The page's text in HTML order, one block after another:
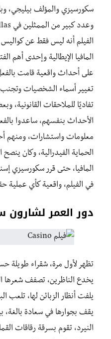
سكورسيزي والمؤلف بيليجي،
الفيلم أنه ليس فقط عن
المافيا الإيطالية وإحدى أهم
على أحداث واقعية قامت
تغيير أسماء الشخصيات
تفاديًا للملاحقات القانونية،
الأحداث بنفسهم، ساعدوا
معلومات واستشارات، ومنهم
الحماية الفيدرالية، وكان
المافيا، حتى قرر سكورسيزي
في الفيلم، واقعية كأي عملية
دور العمر لشارون
تظهر لأول مرة، شقراء طويلة
يخدع الناظرين، تصفف شعرها
يلفت أنظار الزبائن لها، تلعب
يقف بجوارها في سعادة بالغة،
النيرد، تقوم بسرقة رقاقات